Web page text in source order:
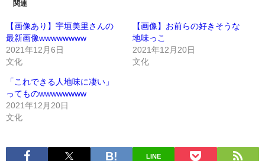
関連
【画像あり】宇垣美里さんの
最新画像wwwwwwww
2021年12月6日
文化
【画像】お前らの好きそうな
地味っこ
2021年12月20日
文化
「これできる人地味に凄い」
ってものwwwwwwww
2021年12月20日
文化
LINE